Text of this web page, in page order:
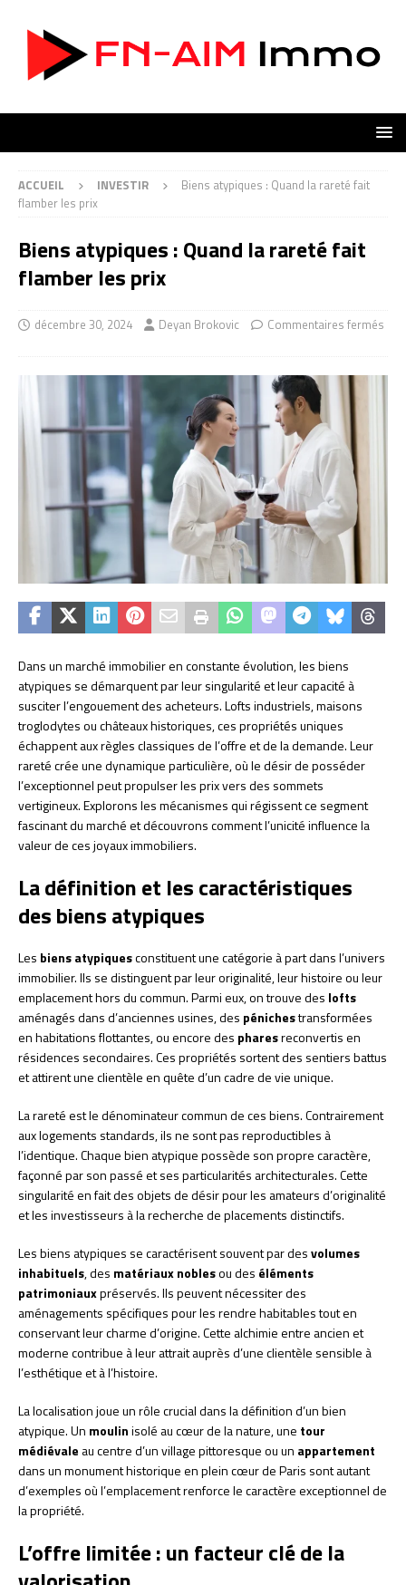
ACCUEIL INVESTIR
Biens atypiques : Quand la rareté fait
flamber les prix
Biens atypiques : Quand la rareté fait
flamber les prix
décembre 30, 2024 Deyan Brokovic Commentaires fermés
Dans un marché immobilier en constante évolution, les biens
atypiques se démarquent par leur singularité et leur capacité à
susciter l’engouement des acheteurs. Lofts industriels, maisons
troglodytes ou châteaux historiques, ces propriétés uniques
échappent aux règles classiques de l’offre et de la demande. Leur
rareté crée une dynamique particulière, où le désir de posséder
l’exceptionnel peut propulser les prix vers des sommets
vertigineux. Explorons les mécanismes qui régissent ce segment
fascinant du marché et découvrons comment l’unicité influence la
valeur de ces joyaux immobiliers.
La définition et les caractéristiques
des biens atypiques
Les biens atypiquesconstituent une catégorie à part dans l’univers
immobilier. Ils se distinguent par leur originalité, leur histoire ou leur
emplacement hors du commun. Parmi eux, on trouve des lofts
aménagés dans d’anciennes usines, des pénichestransformées
en habitations flottantes, ou encore des pharesreconvertis en
résidences secondaires. Ces propriétés sortent des sentiers battus
et attirent une clientèle en quête d’un cadre de vie unique.
La rareté est le dénominateur commun de ces biens. Contrairement
aux logements standards, ils ne sont pas reproductibles à
l’identique. Chaque bien atypique possède son propre caractère,
façonné par son passé et ses particularités architecturales. Cette
singularité en fait des objets de désir pour les amateurs d’originalité
et les investisseurs à la recherche de placements distinctifs.
Les biens atypiques se caractérisent souvent par desvolumes
inhabituels, des matériaux noblesou des éléments
patrimoniauxpréservés. Ils peuvent nécessiter des
aménagements spécifiques pour les rendre habitables tout en
conservant leur charme d’origine. Cette alchimie entre ancien et
moderne contribue à leur attrait auprès d’une clientèle sensible à
l’esthétique et à l’histoire.
La localisation joue un rôle crucial dans la définition d’un bien
atypique. Un moulinisolé au cœur de la nature, une tour
médiévale au centre d’un village pittoresque ou un appartement
dans un monument historique en plein cœur de Paris sont autant
d’exemples où l’emplacement renforce le caractère exceptionnel de
la propriété.
L’offre limitée : un facteur clé de la